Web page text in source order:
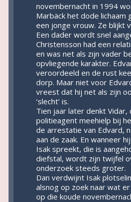
novembernacht in 1994
Marbäck het dode lichaam
een jonge vrouw. Ze blijkt
Een dader wordt snel
Christensson had een
en was net als zijn vader
opvliegende karakter.
veroordeeld en de rust
dorp. Maar niet voor
vreest dat hij net als zijn
‘slecht’ is.
Tien jaar later denkt Vidar,
politieagent meehielp bij
de arrestatie van Edvard,
aan de zaak. En wanneer
Isak spreekt, die is
diefstal, wordt zijn twijfel
onderzoek steeds groter.
Dan verdwijnt Isak
alsnog op zoek naar wat
op die koude